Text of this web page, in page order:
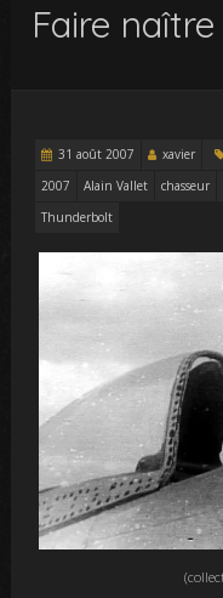
Faire
31 août 2007 xavier
2007
Alain Vallet chasseur
Thunderbolt